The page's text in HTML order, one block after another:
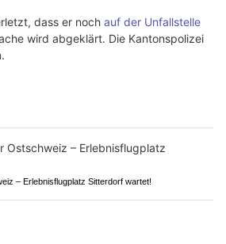
dass er noch auf der Unfallstelle
wird abgeklärt. Die Kantonspolizei
– Erlebnisflugplatz Sitterdorf wartet!